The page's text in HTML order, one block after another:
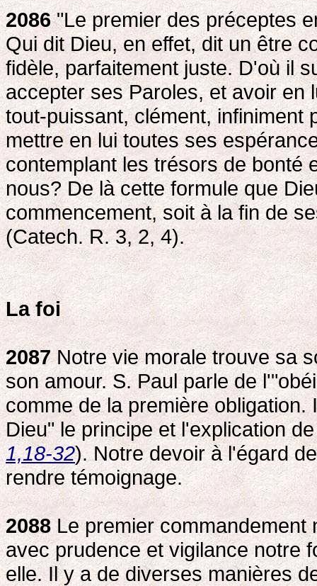
2086"Le premier des préceptes
Qui dit Dieu, en effet, dit un être
fidèle, parfaitement juste. D'où il
accepter ses Paroles, et avoir en
tout-puissant, clément, infiniment
mettre en lui toutes ses
contemplant les trésors de bonté
nous? De là cette formule que
commencement, soit à la fin de
(Catech. R. 3, 2, 4).
La foi
2087Notre vie morale trouve sa
son amour. S. Paul parle de
comme de la première
Dieu" le principe et l'explication
1,18-32). Notre devoir à l'égard
rendre témoignage.
2088Le premier commandement
avec prudence et vigilance notre
elle. Il y a de diverses manières